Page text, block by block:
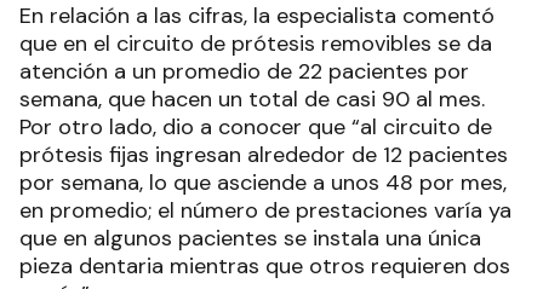
En relación a las cifras, la especialista comentó
que en el circuito de prótesis removibles se da
atención a un promedio de 22 pacientes por
semana, que hacen un total de casi 90 al mes.
Por otro lado, dio a conocer que “al circuito de
prótesis fijas ingresan alrededor de 12 pacientes
por semana, lo que asciende a unos 48 por mes,
en promedio; el número de prestaciones varía ya
que en algunos pacientes se instala una única
pieza dentaria mientras que otros requieren dos